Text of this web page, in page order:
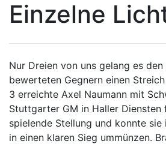
Einzelne
Nur Dreien von uns gelang es
bewerteten Gegnern einen
3 erreichte Axel Naumann mit
Stuttgarter GM in Haller Diensten
spielende Stellung und konnte
in einen klaren Sieg ummünzen.